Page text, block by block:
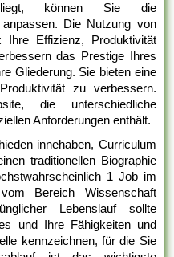
können Sie die
Die Nutzung von
Ihre Effizienz, Produktivität
das Prestige Ihres
Gliederung. Sie bieten eine
zu verbessern.
die unterschiedliche
Anforderungen enthält.
innehaben, Curriculum
traditionellen Biographie
1 Job im
Bereich Wissenschaft
Lebenslauf sollte
und Ihre Fähigkeiten und
kennzeichnen, für die Sie